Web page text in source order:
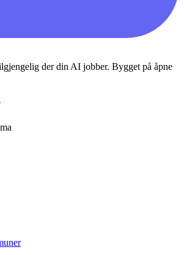
der din AI jobber. Bygget på åpne